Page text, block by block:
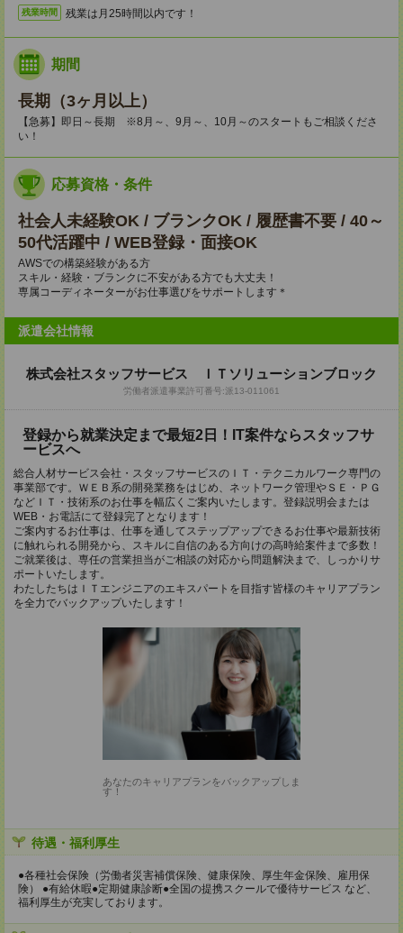
残業時間 残業は月25時間以内です！
期間
長期（3ヶ月以上）
【急募】即日～長期 ※8月～、9月～、10月～のスタートもご相談くださ
い！
応募資格・条件
社会人未経験OK / ブランクOK / 履歴書不要 / 40～
50代活躍中 / WEB登録・面接OK
AWSでの構築経験がある方
スキル・経験・ブランクに不安がある方でも大丈夫！
専属コーディネーターがお仕事選びをサポートします＊
派遣会社情報
株式会社スタッフサービス ＩＴソリューションブロック
労働者派遣事業許可番号:派13-011061
登録から就業決定まで最短2日！IT案件ならスタッフサ
ービスへ
総合人材サービス会社・スタッフサービスのＩＴ・テクニカルワーク専門の
事業部です。ＷＥＢ系の開発業務をはじめ、ネットワーク管理やＳＥ・ＰＧ
などＩＴ・技術系のお仕事を幅広くご案内いたします。登録説明会または
WEB・お電話にて登録完了となります！
ご案内するお仕事は、仕事を通してステップアップできるお仕事や最新技術
に触れられる開発から、スキルに自信のある方向けの高時給案件まで多数！
ご就業後は、専任の営業担当がご相談の対応から問題解決まで、しっかりサ
ポートいたします。
わたしたちはＩＴエンジニアのエキスパートを目指す皆様のキャリアプラン
を全力でバックアップいたします！
あなたのキャリアプランをバックアップしま
す！
待遇・福利厚生
●各種社会保険（労働者災害補償保険、健康保険、厚生年金保険、雇用保
険） ●有給休暇●定期健康診断●全国の提携スクールで優待サービス など、
福利厚生が充実しております。